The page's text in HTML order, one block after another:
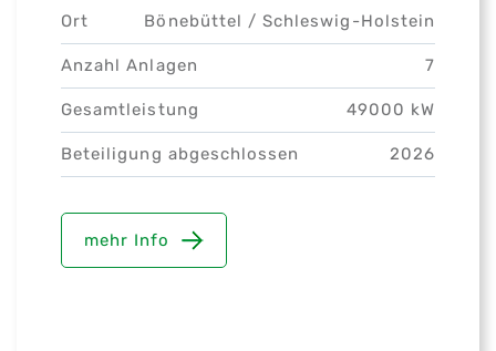
Ort Bönebüttel /Schleswig-Holstein
Anzahl Anlagen 7
Gesamtleistung 49000 kW
Beteiligung abgeschlossen 2026
mehr Info